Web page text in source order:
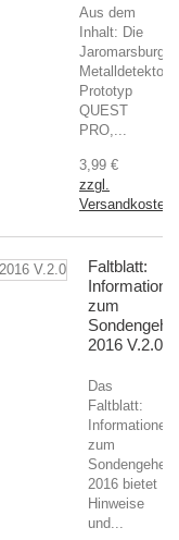
Aus dem
Inhalt: Die
Jaromarsburg,
Metalldetektor
Prototyp
QUEST
PRO,...
3,99 €
zzgl.
Versandkosten
Faltblatt:
zum
2016 V.2.0
Das
Faltblatt:
Informationen
zum
Sondengehen
2016 bietet
Hinweise
und...